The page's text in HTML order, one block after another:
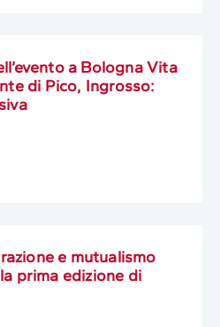
a Bologna Vita
di Pico, Ingrosso:
e mutualismo
prima edizione di